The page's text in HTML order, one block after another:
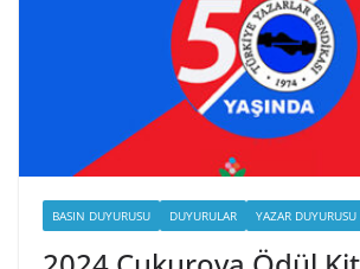
BASIN DUYURUSU DUYURULAR YAZAR DUYURUSU